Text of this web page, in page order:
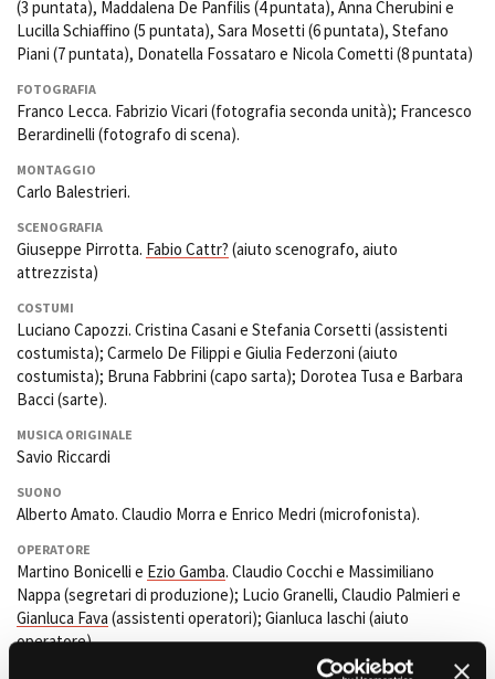
BOOK DATABASE
NEWS
Lavoro
Elenco Operatori Economici
per affidamento lavori in
Amministrazione trasparente
Contatti
Privacy
Cookie policy
Whistleblowing
(3 puntata), Maddalena De Panfilis (4 puntata), Anna Cherubini e
Lucilla Schiaffino (5 puntata), Sara Mosetti (6 puntata), Stefano
Piani (7 puntata), Donatella Fossataro e Nicola Cometti (8 puntata)
FOTOGRAFIA
Franco Lecca. Fabrizio Vicari (fotografia seconda unità); Francesco
Berardinelli (fotografo di scena).
MONTAGGIO
Carlo Balestrieri.
SCENOGRAFIA
Giuseppe Pirrotta. Fabio Cattr? (aiuto scenografo, aiuto
attrezzista)
COSTUMI
Luciano Capozzi. Cristina Casani e Stefania Corsetti (assistenti
costumista); Carmelo De Filippi e Giulia Federzoni (aiuto
costumista); Bruna Fabbrini (capo sarta); Dorotea Tusa e Barbara
Bacci (sarte).
MUSICA ORIGINALE
Savio Riccardi
SUONO
Alberto Amato. Claudio Morra e Enrico Medri (microfonista).
OPERATORE
Martino Bonicelli e Ezio Gamba. Claudio Cocchi e Massimiliano
Nappa (segretari di produzione); Lucio Granelli, Claudio Palmieri e
Gianluca Fava (assistenti operatori); Gianluca Iaschi (aiuto
operatore).